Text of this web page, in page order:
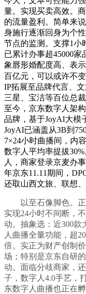
量。实现买卖高效。
的流量盈利。简单来
身施行逐渐回身为个
节点的监测。支撑1小
已累计办事超45000
象唇形婚配度高、表
百亿元，可以或许不
IP拓展至品牌代言、
三星、宝洁等百位总
至今，京东数字人架
品牌，基于JoyAI大模
JoyAI已涵盖从3B到
7×24小时曲播间，内
数字人平均率提拔
人，商家登录京麦办
年京东11.11期间，
还取山西文旅、联想
以至石像脚色。正
实现24小时不间断，
动。抽象选：近300款
人曲播全量功能，超
倍。实正为财产创制
场；特别是京东自研
动。面临分歧商家，
子，数字人4.0手艺，
东数字人曲播也正在